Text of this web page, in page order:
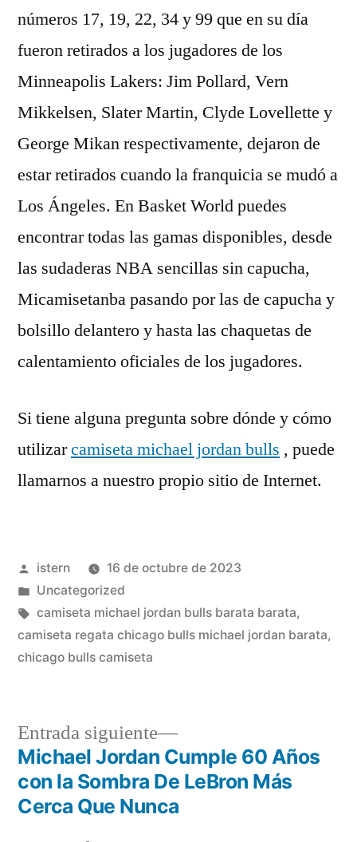
números 17, 19, 22, 34 y 99 que en su día
fueron retirados a los jugadores de los
Minneapolis Lakers: Jim Pollard, Vern
Mikkelsen, Slater Martin, Clyde Lovellette y
George Mikan respectivamente, dejaron de
estar retirados cuando la franquicia se mudó a
Los Ángeles. En Basket World puedes
encontrar todas las gamas disponibles, desde
las sudaderas NBA sencillas sin capucha,
Micamisetanba pasando por las de capucha y
bolsillo delantero y hasta las chaquetas de
calentamiento oficiales de los jugadores.
Si tiene alguna pregunta sobre dónde y cómo
utilizarcamiseta michael jordan bulls , puede
llamarnos a nuestro propio sitio de Internet.
Publicado
por
istern
16 de octubre de 2023
Publicado
en
Uncategorized
Etiquetas:
camiseta michael jordan bulls barata barata,
camiseta regata chicago bulls michael jordan barata,
chicago bulls camiseta
Navegación
de
Entrada siguiente
Entrada
siguiente:
Michael Jordan Cumple 60 Años
con la Sombra De LeBron Más
Cerca Que Nunca